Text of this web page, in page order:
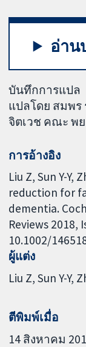
อ่าน
บันทึกการแปล
แปลโดย สมพร
จิตเวช คณะ พ
การอ้างอิง
Liu Z, Sun Y-Y,
reduction for
dementia.
Reviews 2018,
10.1002/
ผู้แต่ง
Liu Z Sun Y-Y
ตีพิมพ์เมื่อ
14 สิงหาคม